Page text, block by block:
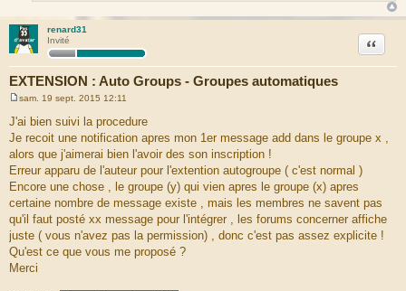
renard31
Invité
EXTENSION : Auto Groups - Groupes automatiques
Citation
e
s
s
a
g
e
sam. 19 sept. 2015 12:11
J'ai bien suivi la procedure
Je recoit une notification apres mon 1er message add dans le groupe x ,
alors que j'aimerai bien l'avoir des son inscription !
Erreur apparu de l'auteur pour l'extention autogroupe ( c'est normal )
Encore une chose , le groupe (y) qui vien apres le groupe (x) apres
certaine nombre de message existe , mais les membres ne savent pas
qu'il faut posté xx message pour l'intégrer , les forums concerner affiche
juste ( vous n'avez pas la permission) , donc c'est pas assez explicite !
Qu'est ce que vous me proposé ?
Merci